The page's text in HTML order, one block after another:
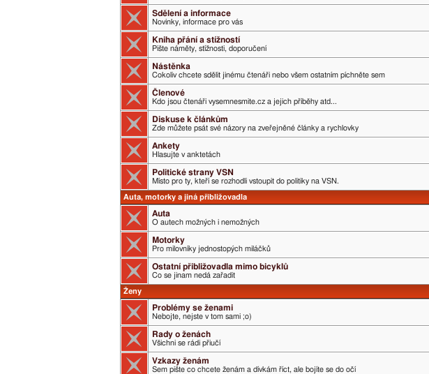
Sdělení a informace
Novinky, informace pro vás
Kniha přání a stížností
Pište náměty, stížnosti, doporučení
Nástěnka
Cokoliv chcete sdělit jinému čtenáři nebo všem ostatním píchněte sem
Členové
Kdo jsou čtenáři vysemnesmite.cz a jejich příběhy atd...
Diskuse k článkům
Zde můžete psát své názory na zveřejněné články a rychlovky
Ankety
Hlasujte v anktetách
Politické strany VSN
Místo pro ty, kteří se rozhodli vstoupit do politiky na VSN.
Auta, motorky a jiná přibližovadla
Auta
O autech možných i nemožných
Motorky
Pro milovníky jednostopých miláčků
Ostatní přibližovadla mimo bicyklů
Co se jinam nedá zařadit
Ženy
Problémy se ženami
Nebojte, nejste v tom sami ;o)
Rady o ženách
Všichni se rádi přiučí
Vzkazy ženám
Sem pište co chcete ženám a dívkám říct, ale bojíte se do očí